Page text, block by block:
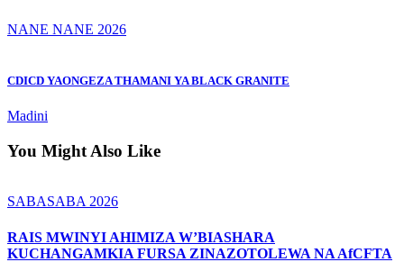
NANE NANE 2026
CDICD YAONGEZA THAMANI YA BLACK GRANITE
Madini
You Might Also Like
SABASABA 2026
RAIS MWINYI AHIMIZA W’BIASHARA
KUCHANGAMKIA FURSA ZINAZOTOLEWA NA AfCFTA